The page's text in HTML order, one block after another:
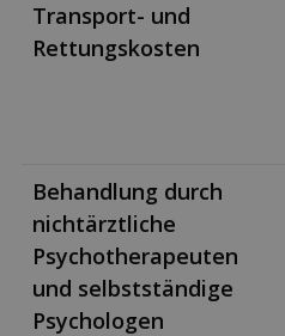
Transport- und
Rettungskosten
Behandlung durch
nichtärztliche
Psychotherapeuten
und selbstständige
Psychologen